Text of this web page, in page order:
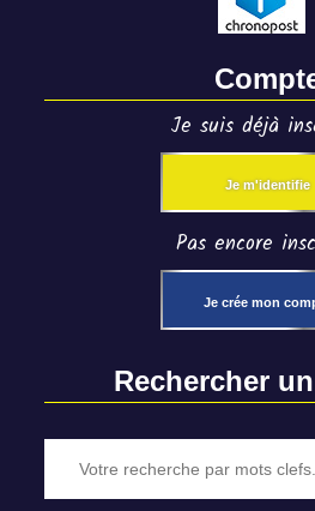
Je suis déjà
Je m'identifie
Pas encore
Je crée mon
Rechercher